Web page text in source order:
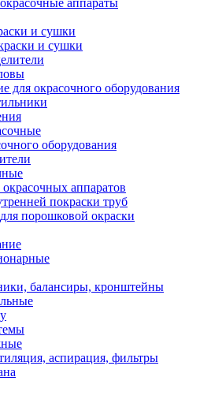
аппараты
и сушки
и сушки
для окрасочного оборудования
оборудования
аппаратов
покраски труб
порошковой окраски
балансиры, кронштейны
аспирация, фильтры